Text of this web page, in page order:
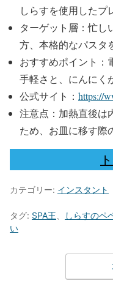
しらすを使用したプ
ターゲット層：忙し
方、本格的なパスタ
おすすめポイント：
手軽さと、にんにく
公式サイト： https://
注意点：加熱直後は
ため、お皿に移す際
カテゴリー: インスタント
タグ: SPA王 しらすのペ
い